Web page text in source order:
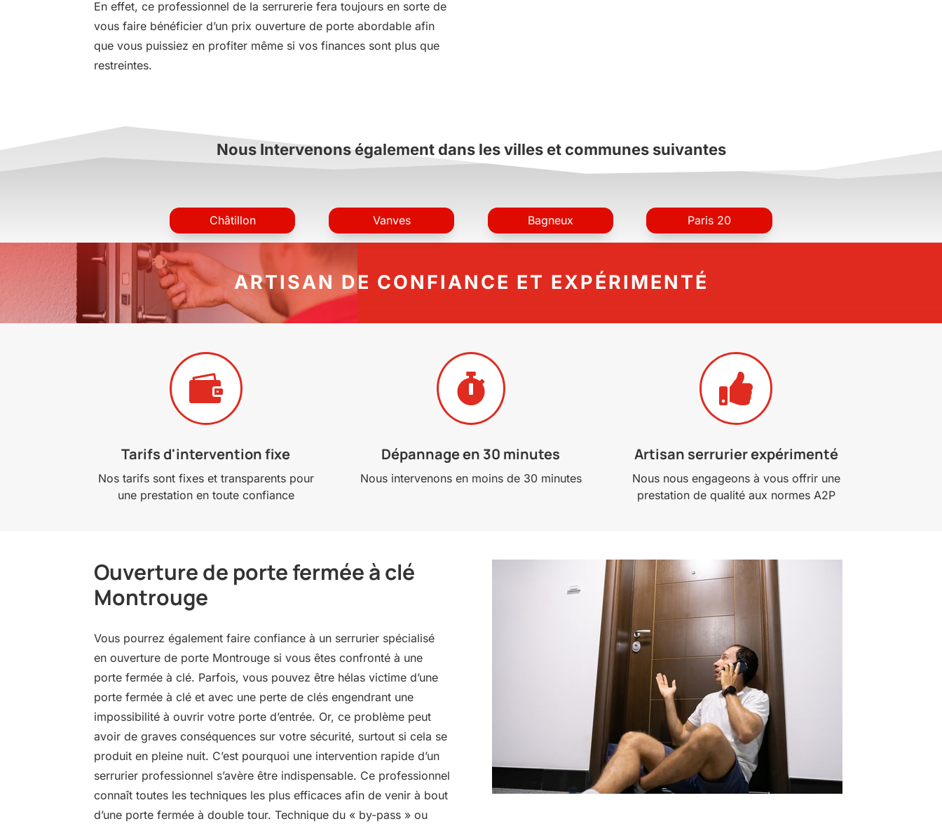
En effet, ce professionnel de la serrurerie fera toujours en sorte de
vous faire bénéficier d’un prix ouverture de porte abordable afin
que vous puissiez en profiter même si vos finances sont plus que
restreintes.
Nous Intervenons également dans les villes et communes suivantes
Châtillon Vanves Bagneux Paris 20
ARTISAN DE CONFIANCE ET EXPÉRIMENTÉ

Tarifs d'intervention fixe
Nos tarifs sont fixes et transparents pour
une prestation en toute confiance

Dépannage en 30 minutes
Nous intervenons en moins de 30 minutes

Artisan serrurier expérimenté
Nous nous engageons à vous offrir une
prestation de qualité aux normes A2P
Ouverture de porte fermée à clé
Montrouge
Vous pourrez également faire confiance à un serrurier spécialisé
en ouverture de porte Montrouge si vous êtes confronté à une
porte fermée à clé. Parfois, vous pouvez être hélas victime d’une
porte fermée à clé et avec une perte de clés engendrant une
impossibilité à ouvrir votre porte d’entrée. Or, ce problème peut
avoir de graves conséquences sur votre sécurité, surtout si cela se
produit en pleine nuit. C’est pourquoi une intervention rapide d’un
serrurier professionnel s’avère être indispensable. Ce professionnel
connaît toutes les techniques les plus efficaces afin de venir à bout
d’une porte fermée à double tour. Technique du « by-pass » ou